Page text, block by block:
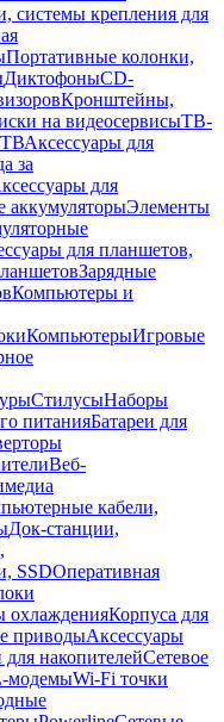
системы крепления для
Портативные колонки,
ДиктофоныCD-
Кронштейны,
на видеосервисыТВ-
ТВАксессуары для
за
для
аккумуляторыЭлементы
для планшетов,
Зарядные
Компьютеры и
КомпьютерыИгровые
СтилусыНаборы
питанияБатареи для
Веб-
кабели,
Док-станции,
SSDОперативная
охлажденияКорпуса для
приводыАксессуары
накопителейСетевое
модемыWi-Fi точки